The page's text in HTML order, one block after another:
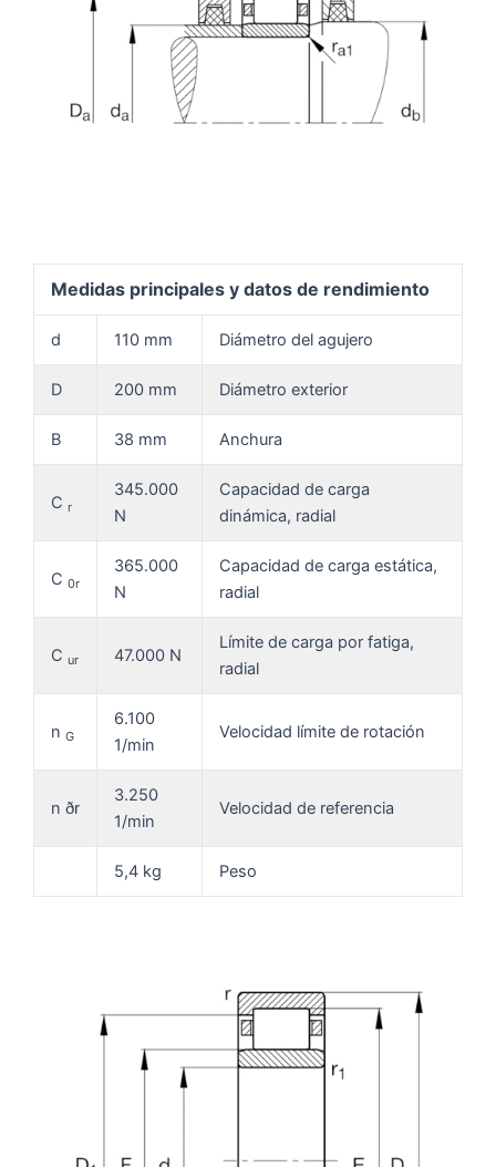
Medidas principales y datos de rendimiento
d 110 mm Diámetro del agujero
D 200 mm Diámetro exterior
B 38 mm Anchura
C r
345.000
N
Capacidad de carga
dinámica, radial
C 0r
365.000
N
Capacidad de carga estática,
radial
C ur 47.000 N
Límite de carga por fatiga,
radial
n G
6.100
1/min
Velocidad límite de rotación
n ðr
3.250
1/min
Velocidad de referencia
5,4 kg Peso